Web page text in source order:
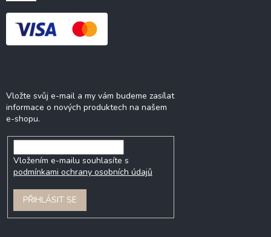
Vložte svůj e-mail a my vám budeme zasílat
informace o nových produktech na našem
e-shopu.
Vložením e-mailu souhlasíte s
podmínkami ochrany osobních údajů
PŘIHLÁSIT SE